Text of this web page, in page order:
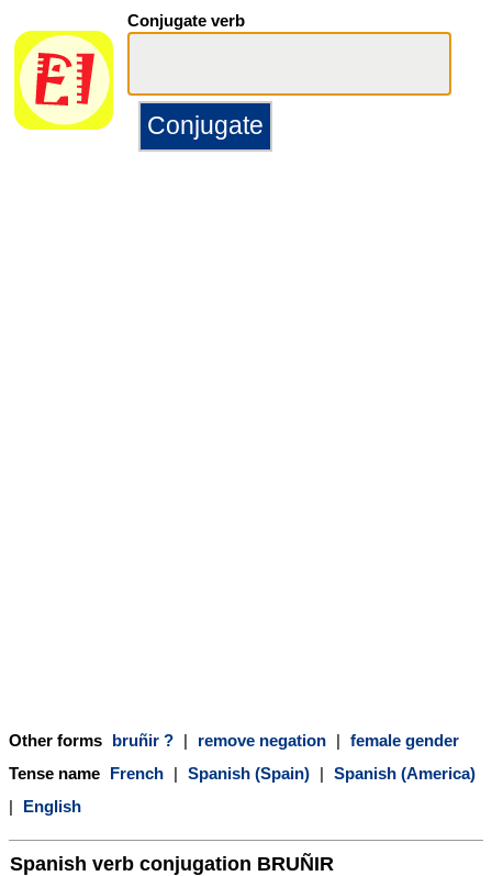
Conjugate verb
Other forms bruñir ? | remove negation | female gender
Tense name French | Spanish (Spain) | Spanish (America)
|
English
Spanish verb conjugation BRUÑIR